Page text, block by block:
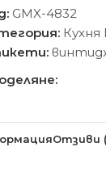
GMX-4832
Отзиви